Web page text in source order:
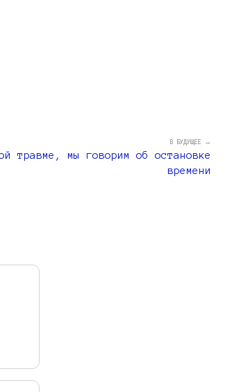
В БУДУЩЕЕ →
травме, мы говорим об остановке
времени